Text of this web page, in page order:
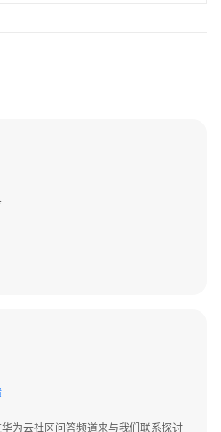
为云社区问答频道来与我们联系探讨